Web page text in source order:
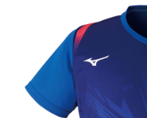
ランニング
サッカー／フット